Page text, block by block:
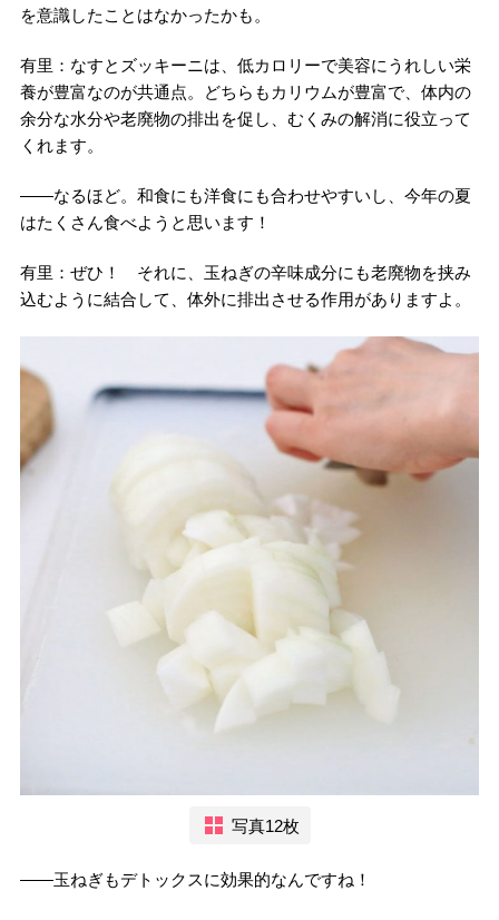
を意識したことはなかったかも。
有里：なすとズッキーニは、低カロリーで美容にうれしい栄
養が豊富なのが共通点。どちらもカリウムが豊富で、体内の
余分な水分や老廃物の排出を促し、むくみの解消に役立って
くれます。
――なるほど。和食にも洋食にも合わせやすいし、今年の夏
はたくさん食べようと思います！
有里：ぜひ！ それに、玉ねぎの辛味成分にも老廃物を挟み
込むように結合して、体外に排出させる作用がありますよ。
写真12枚
――玉ねぎもデトックスに効果的なんですね！